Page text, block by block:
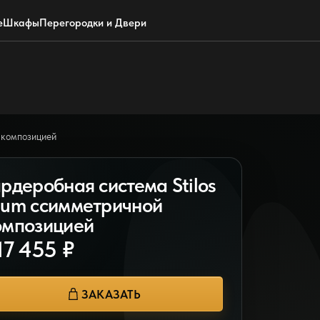
ШкафыПерегородки и Двери
WhatsApp Max Почта
система Stilos
ссимметричной
455 ₽
ЗАКАЗАТЬ